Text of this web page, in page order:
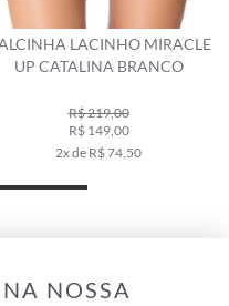
LACINHO MIRACLE
UP CATALINA BRANCO
R$ 219,00
R$ 149,00
2x de R$ 74,50
NOSSA